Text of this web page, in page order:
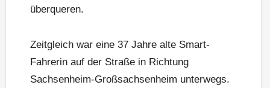
überqueren.
Zeitgleich war eine 37 Jahre alte Smart-
Fahrerin auf der Straße in Richtung
Sachsenheim-Großsachsenheim unterwegs.